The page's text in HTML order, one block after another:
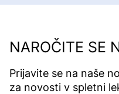
NAROČITE SE
Prijavite se na naše
za novosti v spletni